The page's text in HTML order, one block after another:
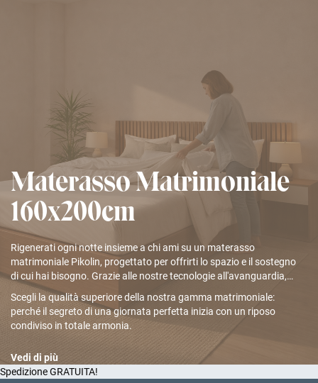
Materasso Matrimoniale
160x200cm
Rigenerati ogni notte insieme a chi ami su un materasso
matrimoniale Pikolin, progettato per offrirti lo spazio e il sostegno
di cui hai bisogno. Grazie alle nostre tecnologie all'avanguardia,
studiate per garantire la massima indipendenza delle zone di
riposo, potrete godervi un sonno profondo e senza interruzioni,
anche in coppia.
Scegli la qualità superiore della nostra gamma matrimoniale:
perché il segreto di una giornata perfetta inizia con un riposo
condiviso in totale armonia.
Vedi di più
Spedizione GRATUITA!